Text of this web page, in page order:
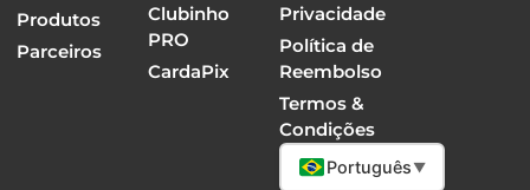
Produtos
Parceiros
Clubinho
PRO
CardaPix
Privacidade
Política de
Reembolso
Termos &
Condições
Português ▼